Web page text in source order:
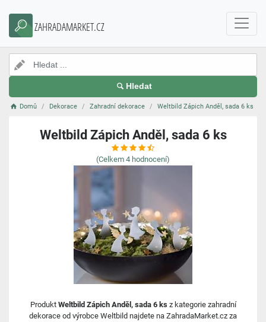
ZAHRADAMARKET.CZ
Hledat
Domů Dekorace Zahradní dekorace Weltbild Zápich Anděl, sada 6 ks
Weltbild Zápich Anděl, sada 6 ks
(Celkem 4 hodnocení)
Produkt Weltbild Zápich Anděl, sada 6 ksz kategorie zahradní
dekorace od výrobce Weltbild najdete na ZahradaMarket.cz za